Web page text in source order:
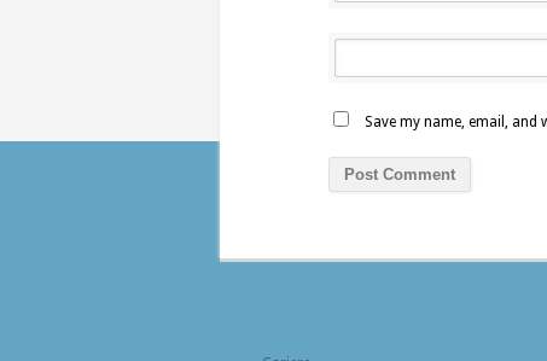
Save my name, email,